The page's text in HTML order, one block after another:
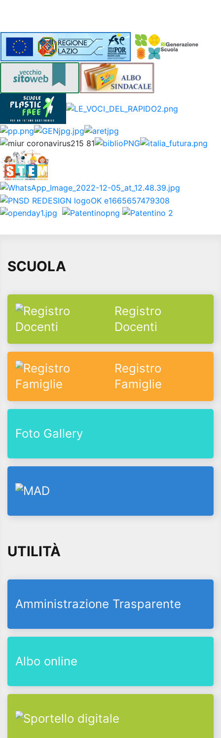
SEGRETERIA
SCUOLA
Registro
Docenti
Registro
Famiglie
Foto Gallery
UTILITÀ
Amministrazione Trasparente
Albo online